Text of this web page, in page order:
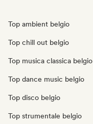
Top ambient belgio
Top chill out belgio
Top musica classica belgio
Top dance music belgio
Top disco belgio
Top strumentale belgio